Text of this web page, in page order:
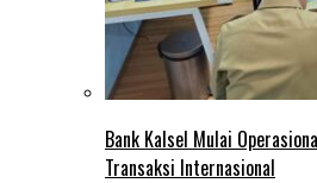
Bank Kalsel Mulai
Transaksi Internasional